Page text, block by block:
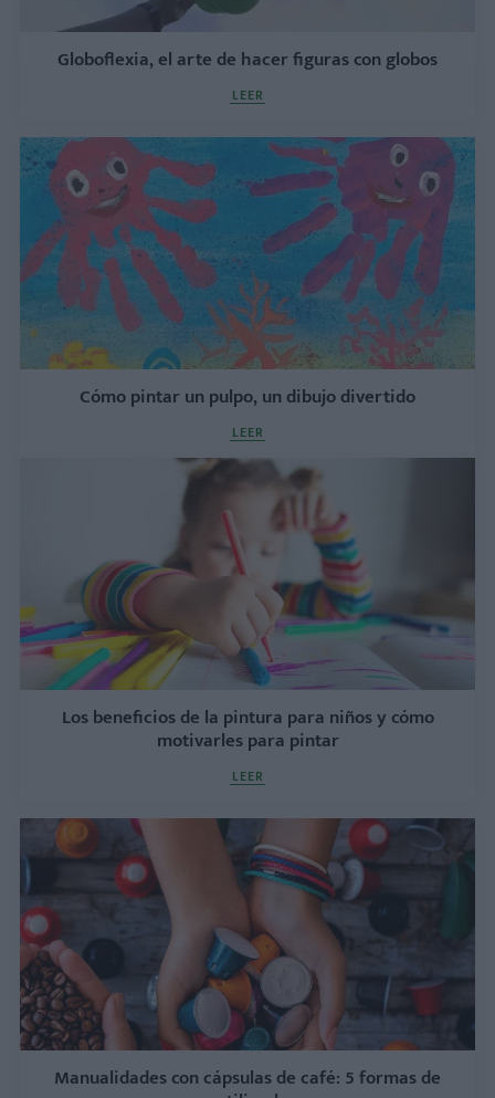
Globoflexia, el arte de hacer figuras con globos
LEER
Cómo pintar un pulpo, un dibujo divertido
LEER
Los beneficios de la pintura para niños y cómo
motivarles para pintar
LEER
Manualidades con cápsulas de café: 5 formas de